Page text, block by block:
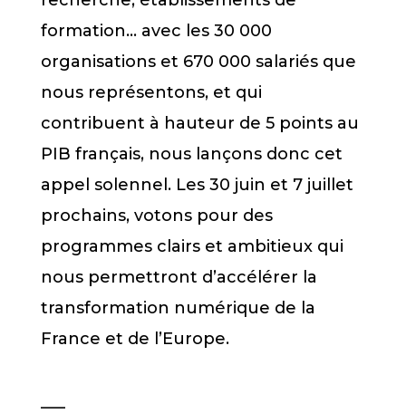
formation… avec les 30 000
organisations et 670 000 salariés que
nous représentons, et qui
contribuent à hauteur de 5 points au
PIB français, nous lançons donc cet
appel solennel. Les 30 juin et 7 juillet
prochains, votons pour des
programmes clairs et ambitieux qui
nous permettront d’accélérer la
transformation numérique de la
France et de l’Europe.
___